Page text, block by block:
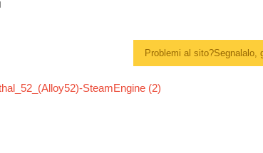
Problemi al sito?Segnalalo,
SteamEngine (2)